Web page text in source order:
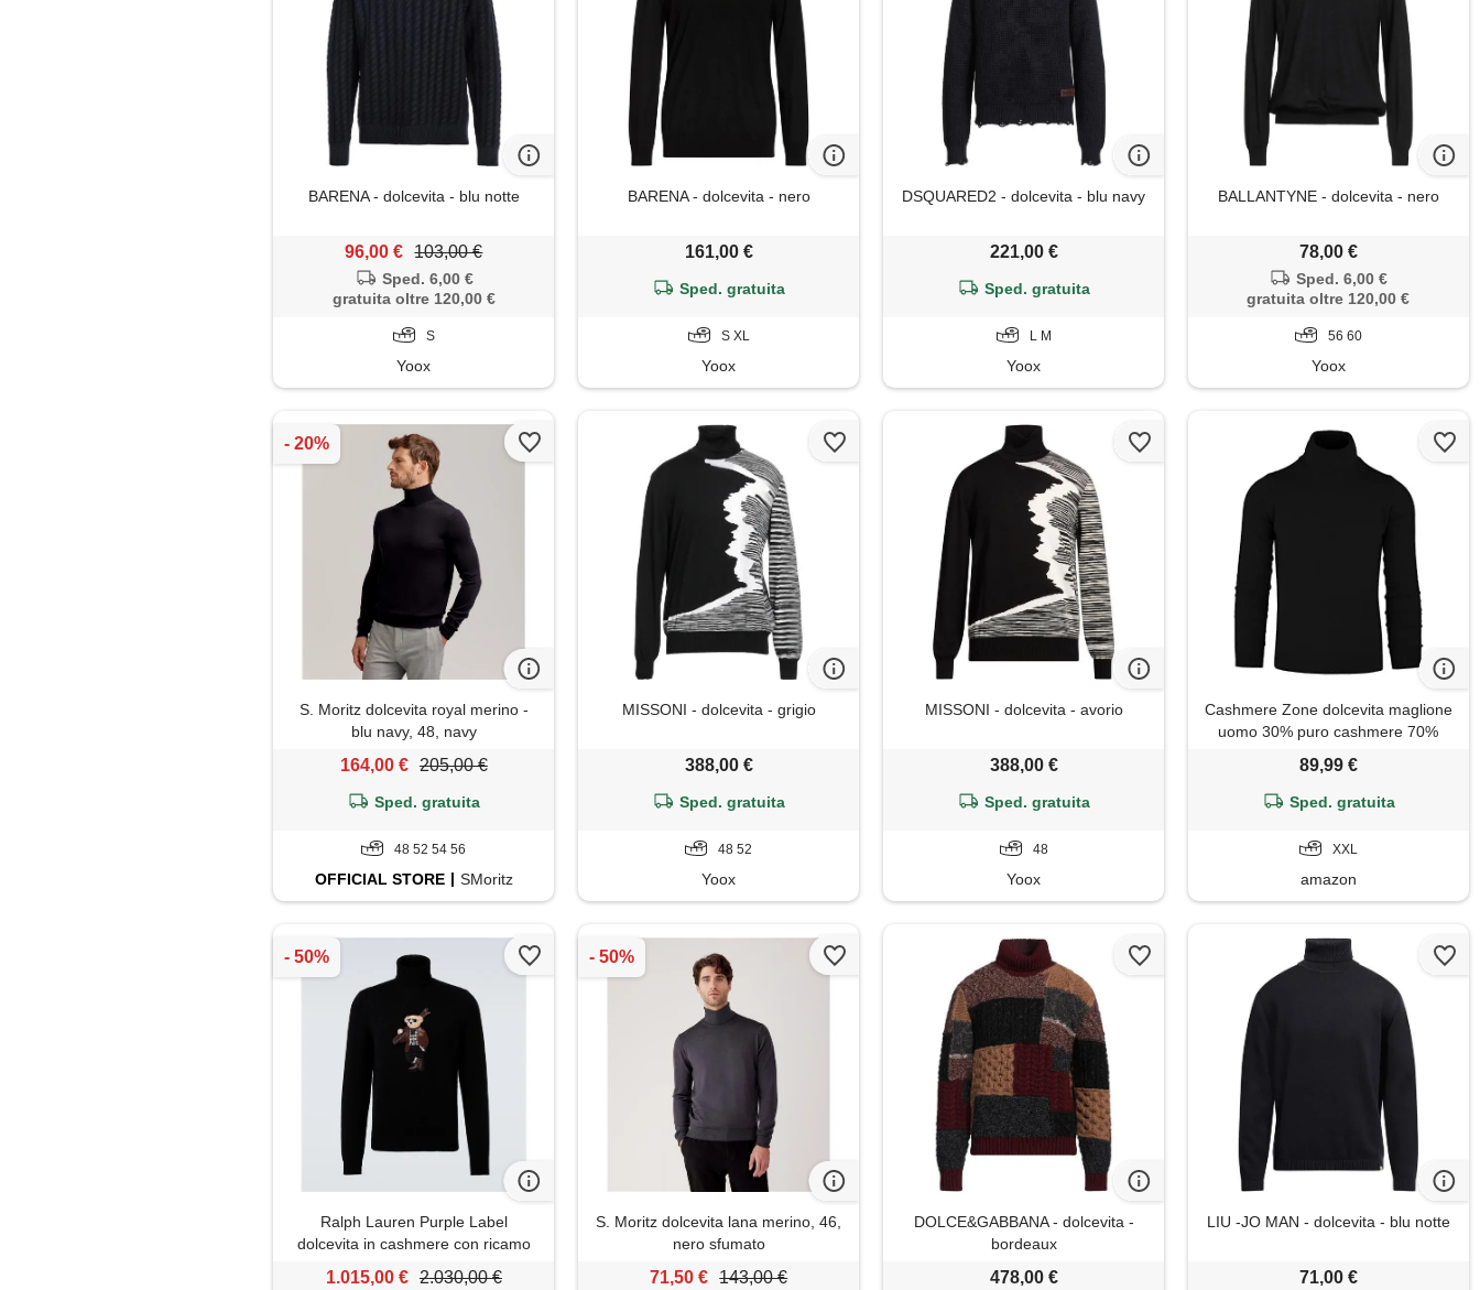
BARENA - dolcevita - blu notte
96,00 € 103,00 €
Sped. 6,00 €
gratuita oltre 120,00 €
S
Yoox
BARENA - dolcevita - nero
161,00 €
Sped. gratuita
S XL
Yoox
DSQUARED2 - dolcevita - blu navy
221,00 €
Sped. gratuita
L M
Yoox
BALLANTYNE - dolcevita - nero
78,00 €
Sped. 6,00 €
gratuita oltre 120,00 €
56 60
Yoox
S. Moritz dolcevita royal merino -
blu navy, 48, navy
164,00 € 205,00 €
Sped. gratuita
48 52 54 56
OFFICIAL STORE SMoritz
MISSONI - dolcevita - grigio
388,00 €
Sped. gratuita
48 52
Yoox
MISSONI - dolcevita - avorio
388,00 €
Sped. gratuita
48
Yoox
Cashmere Zone dolcevita maglione
uomo 30% puro cashmere 70%
lunga morbido soffice e caldo (xxl,
nero)
89,99 €
Sped. gratuita
XXL
amazon
Ralph Lauren Purple Label
dolcevita in cashmere con ricamo
1.015,00 € 2.030,00 €
S. Moritz dolcevita lana merino, 46,
nero sfumato
71,50 € 143,00 €
DOLCE&GABBANA - dolcevita -
bordeaux
478,00 €
LIU -JO MAN - dolcevita - blu notte
71,00 €